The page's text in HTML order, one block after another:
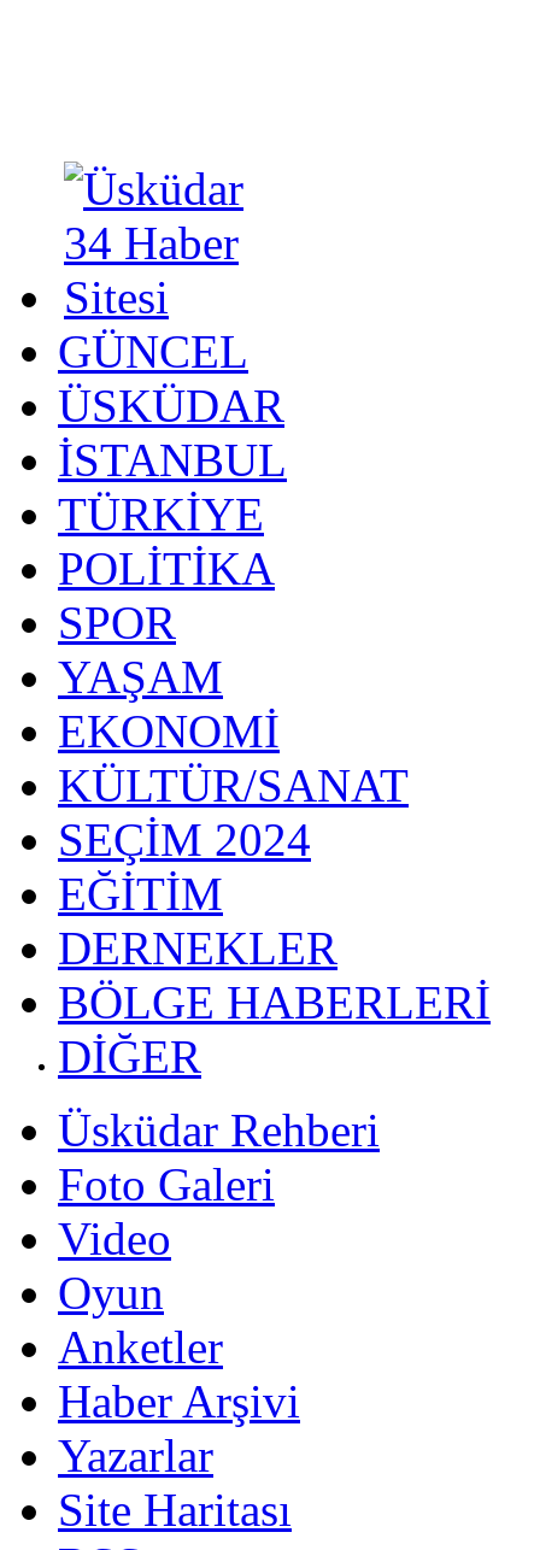
GÜNCEL
ÜSKÜDAR
İSTANBUL
TÜRKİYE
POLİTİKA
SPOR
YAŞAM
EKONOMİ
KÜLTÜR/SANAT
SEÇİM 2024
EĞİTİM
DERNEKLER
BÖLGE HABERLERİ
DİĞER
Üsküdar Rehberi
Foto Galeri
Video
Oyun
Anketler
Haber Arşivi
Yazarlar
Site Haritası